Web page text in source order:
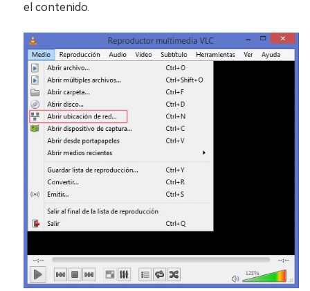
el contenido.